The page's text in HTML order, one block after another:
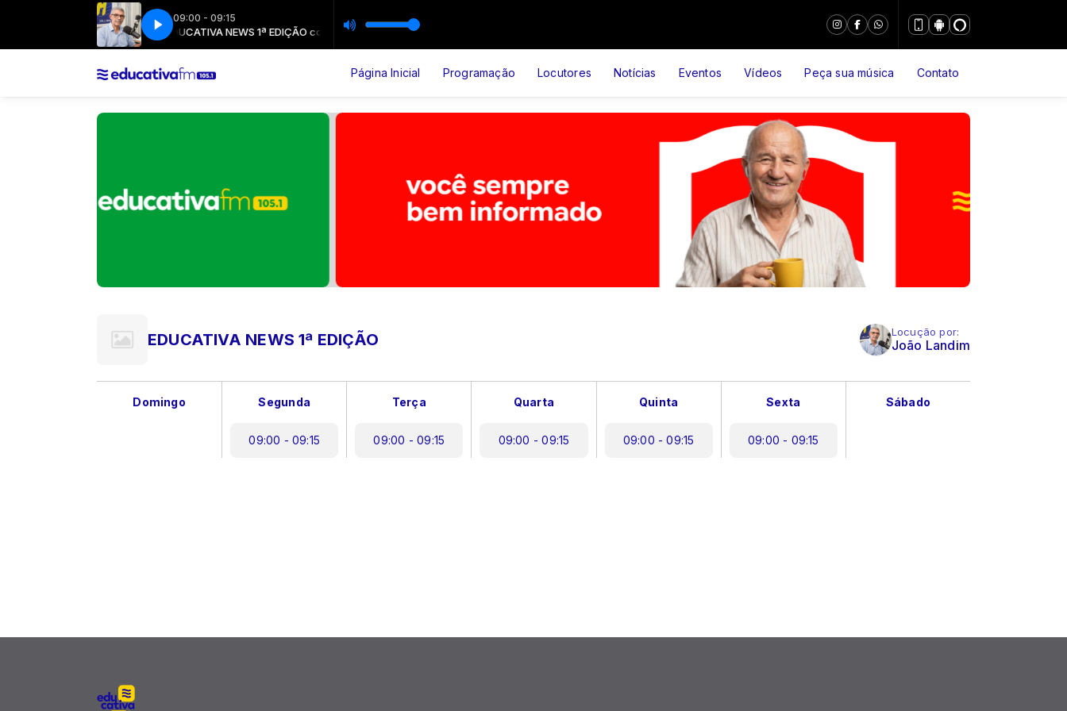
09:00 - 09:15
1ª EDIÇÃO com João LandimEDUCATIVA NEWS 1ª EDIÇÃO com João Landim
Página Inicial Programação Locutores Notícias Eventos Vídeos Peça sua música Contato
EDUCATIVA NEWS 1ª EDIÇÃO Locução por:
João Landim
Domingo Segunda
09:00 - 09:15
Terça
09:00 - 09:15
Quarta
09:00 - 09:15
Quinta
09:00 - 09:15
Sexta
09:00 - 09:15
Sábado